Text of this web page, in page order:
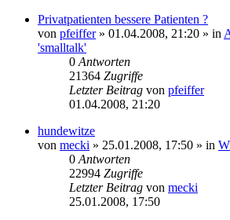
Privatpatienten bessere Patienten ?
von pfeiffer» 01.04.2008, 21:20 » in
'smalltalk'
0 Antworten
21364 Zugriffe
Letzter Beitrag von pfeiffer
01.04.2008, 21:20
hundewitze
von mecki » 25.01.2008, 17:50 » in
0 Antworten
22994 Zugriffe
Letzter Beitrag von mecki
25.01.2008, 17:50